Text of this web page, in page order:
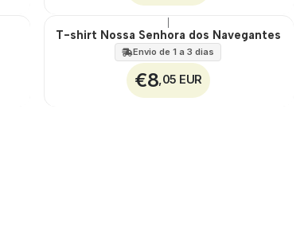
🇵🇹
T-shirt Nossa Senhora dos Navegantes
Envio de 1 a 3 dias
€8 ,05 EUR